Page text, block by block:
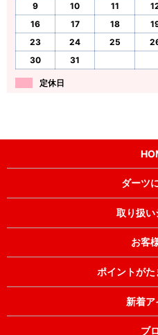
9
10 11
16
17 18
23
24 25
30
31
定休日
ダーツ
取り扱い
お客
ポイントが
新着ア
ブ